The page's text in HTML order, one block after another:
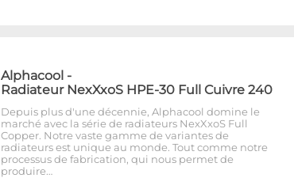
Alphacool -
Radiateur NexXxoS HPE-30 Full Cuivre 240
Depuis plus d'une décennie, Alphacool domine le
marché avec la série de radiateurs NexXxoS Full
Copper. Notre vaste gamme de variantes de
radiateurs est unique au monde. Tout comme notre
processus de fabrication, qui nous permet de
produire…